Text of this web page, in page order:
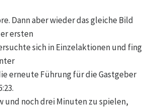
Dann aber wieder das gleiche Bild
ersten
sich in Einzelaktionen und fing
erneute Führung für die Gastgeber
und noch drei Minuten zu spielen,